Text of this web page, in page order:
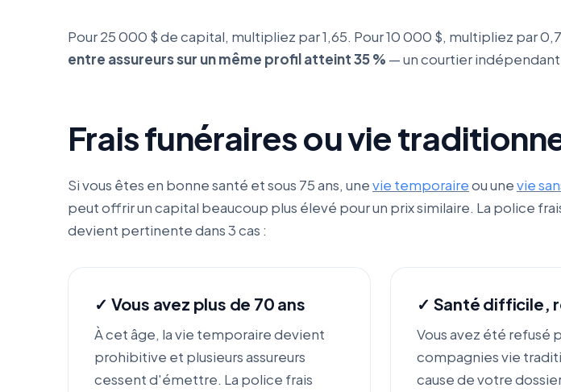
Pour 25 000 $ de capital, multipliez par 1,65. Pour 10 000 $, multipliez par
entre assureurs sur un même profil atteint 35 % — un courtier
Frais funéraires ou vie
Si vous êtes en bonne santé et sous 75 ans, unevie temporaireou unevie
peut offrir un capital beaucoup plus élevé pour un prix similaire. La police
devient pertinente dans 3 cas :
✓ Vous avez plus de 70 ans
À cet âge, la vie temporaire devient
prohibitive et plusieurs assureurs
cessent d'émettre. La police frais
✓ Santé difficile,
Vous avez été refusé
compagnies vie
cause de votre